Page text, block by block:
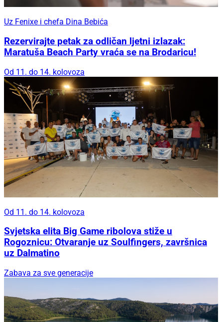
Uz Fenixe i chefa Dina Bebića
Rezervirajte petak za odličan ljetni izlazak:
Maratuša Beach Party vraća se na Brodaricu!
Od 11. do 14. kolovoza
Od 11. do 14. kolovoza
Svjetska elita Big Game ribolova stiže u
Rogoznicu: Otvaranje uz Soulfingers, završnica
uz Dalmatino
Zabava za sve generacije